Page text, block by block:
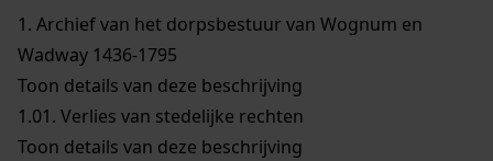
1. Archief van het dorpsbestuur van Wognum en
Wadway 1436-1795
Toon details van deze beschrijving
1.01. Verlies van stedelijke rechten
Toon details van deze beschrijving